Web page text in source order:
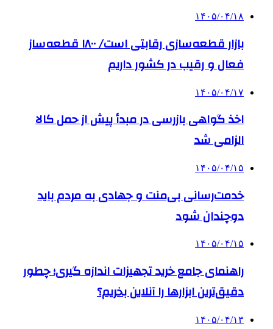
۱۴۰۵/۰۴/۱۸
بازار قطعه‌سازی رقابتی است/ ۱۸۰۰ قطعه‌ساز
فعال و رقیب در کشور داریم
۱۴۰۵/۰۴/۱۷
اخذ گواهی بازرسی در مبدأ پیش از حمل کالا
الزامی شد
۱۴۰۵/۰۴/۱۵
خدمت‌رسانی بی‌منت و جهادی به مردم باید
دوچندان شود
۱۴۰۵/۰۴/۱۵
راهنمای جامع خرید تجهیزات اندازه گیری؛ چطور
دقیق‌ترین ابزارها را آنلاین بخریم؟
۱۴۰۵/۰۴/۱۳